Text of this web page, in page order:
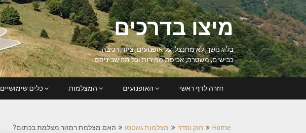
Skip
to
content
מיצו בדרכים
בלוג נושך, לא מתנצל, על אופנועים, ציוד, רכיבה,
כבישים, משטרה, אכיפת מהירות וכל מה שביניהם
חזרה לדף ראשי האופנועים המצלמות כלים שימושיים
Home חוק וסדר מצלמות גאטסו האם מצלמת רמזור מצלמת בכתום?